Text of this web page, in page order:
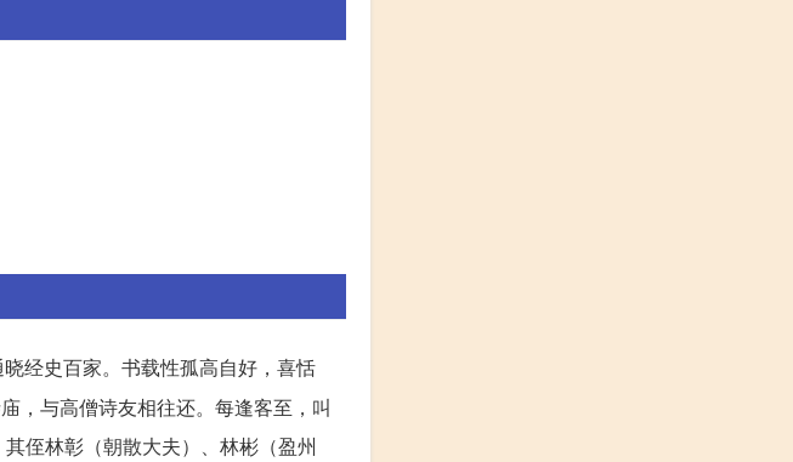
经史百家。书载性孤高自好，喜恬
，与高僧诗友相往还。每逢客至，叫
侄林彰（朝散大夫）、林彬（盈州